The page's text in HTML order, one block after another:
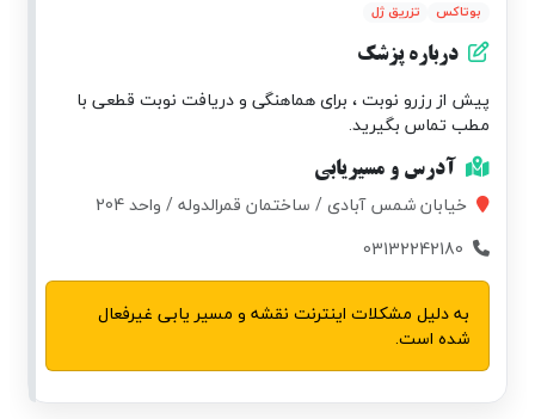
بوتاکس تزریق ژل
درباره پزشک
پیش از رزرو نوبت ، برای هماهنگی و دریافت نوبت قطعی با
مطب تماس بگیرید.
آدرس و مسیریابی
خیابان شمس آبادی / ساختمان قمرالدوله / واحد 204
به دلیل مشکلات اینترنت نقشه و مسیر یابی غیرفعال
شده است.